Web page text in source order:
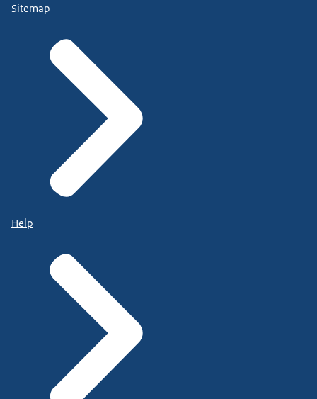
Sitemap
Help